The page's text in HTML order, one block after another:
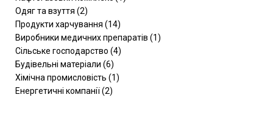
Одяг та взуття (2)
Продукти харчування (14)
Виробники медичних препаратів (1)
Сільське господарство (4)
Будівельні матеріали (6)
Хімічна промисловість (1)
Енергетичні компанії (2)